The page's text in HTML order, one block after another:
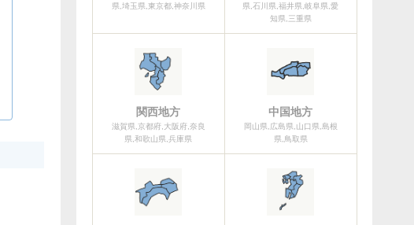
県,埼玉県,東京都,神奈川県
県,石川県,福井県,岐阜県,愛
知県,三重県
関西地方
滋賀県,京都府,大阪府,奈良
県,和歌山県,兵庫県
中国地方
岡山県,広島県,山口県,島根
県,鳥取県